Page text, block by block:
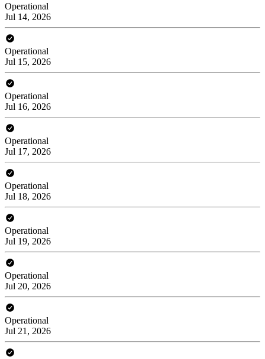
Operational
Jul 14, 2026
Operational
Jul 15, 2026
Operational
Jul 16, 2026
Operational
Jul 17, 2026
Operational
Jul 18, 2026
Operational
Jul 19, 2026
Operational
Jul 20, 2026
Operational
Jul 21, 2026